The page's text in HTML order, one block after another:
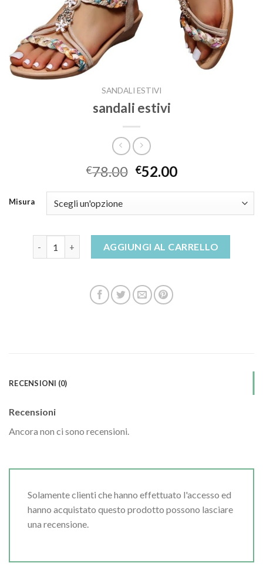
SANDALI ESTIVI
sandali estivi
€78.00 €52.00
Misura
AGGIUNGI AL CARRELLO
RECENSIONI (0)
Recensioni
Ancora non ci sono recensioni.
Solamente clienti che hanno effettuato l'accesso ed
hanno acquistato questo prodotto possono lasciare
una recensione.